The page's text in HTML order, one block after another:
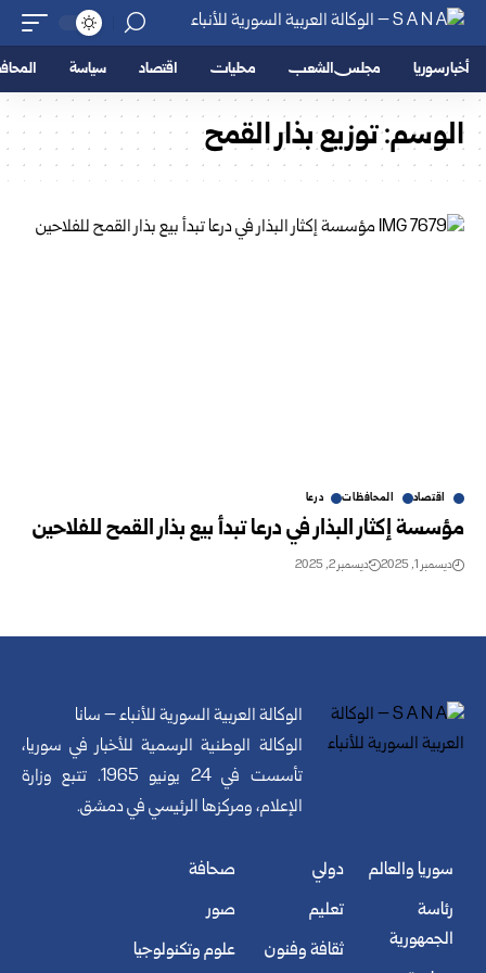
أخبار سوريا مجلس الشعب محليات اقتصاد سياسة
الوسم:توزيع بذار القمح
اقتصاد المحافظات درعا
مؤسسة إكثار البذار في درعا تبدأ بيع بذار القمح للفلاحين
ديسمبر 1, 2025 ديسمبر 2, 2025
الوكالة العربية السورية للأنباء – سانا
الوكالة الوطنية الرسمية للأخبار في سوريا،
تأسست في 24 يونيو 1965. تتبع وزارة
الإعلام، ومركزها الرئيسي في دمشق.
سوريا والعالم
رئاسة
الجمهورية
دولي
تعليم
ثقافة وفنون
صحافة
صور
علوم وتكنولوجيا